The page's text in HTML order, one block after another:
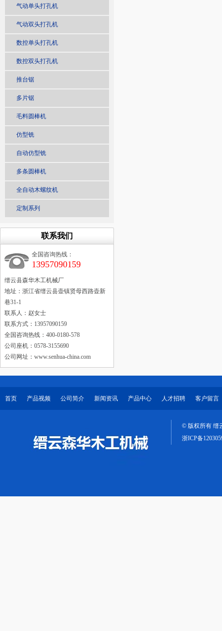
气动单头打孔机
气动双头打孔机
数控单头打孔机
数控双头打孔机
推台锯
多片锯
毛料圆棒机
仿型铣
自动仿型铣
多条圆棒机
全自动木螺纹机
定制系列
联系我们
全国咨询热线：
13957090159
缙云县森华木工机械厂
地址：浙江省缙云县壶镇贤母西路壶新
巷31-1
联系人：赵女士
联系方式：13957090159
全国咨询热线：400-0180-578
公司座机：0578-3155690
公司网址：www.senhua-china.com
首页 产品视频 公司简介 新闻资讯 产品中心 人才招聘 客户留言
© 版权所有 缙
浙ICP备